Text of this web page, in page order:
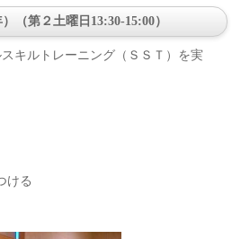
（第２土曜日13:30-15:00）
キルトレーニング（ＳＳＴ）を実
ける